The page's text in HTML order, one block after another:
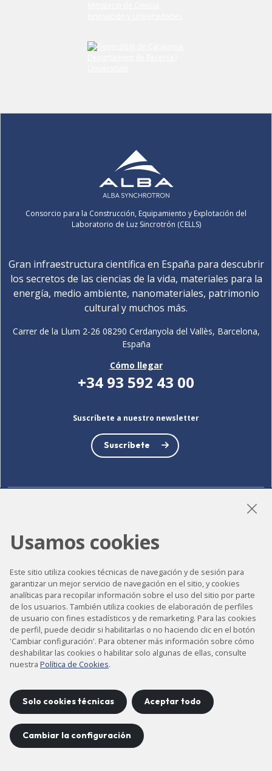
Consorcio para la Construcción, Equipamiento y Explotación del
Laboratorio de Luz Sincrotrón (CELLS)
Gran infraestructura científica en España para descubrir
los secretos de las ciencias de la vida, materiales para la
energía, medio ambiente, nanomateriales, patrimonio
cultural y muchos más.
Carrer de la Llum 2-26 08290 Cerdanyola del Vallès, Barcelona,
España
Cómo llegar
+34 93 592 43 00
Suscríbete a nuestro newsletter
Suscríbete
Accesibilidad
Contacto
Aviso legal
Política de privacidad
Política de cookies
© 2026CELLS
Usamos cookies
Este sitio utiliza cookies técnicas de navegación y de sesión para
garantizar un mejor servicio de navegación en el sitio, y cookies
analíticas para recopilar información sobre el uso del sitio por parte
de los usuarios. También utiliza cookies de elaboración de perfiles
de usuario con fines estadísticos y de remarketing. Para las cookies
de perfil, puede decidir si habilitarlas o no haciendo clic en el botón
'Cambiar configuración'. Para obtener más información sobre cómo
deshabilitar las cookies o habilitar solo algunas de ellas, consulte
nuestra Política de Cookies.
Solo cookies técnicas Aceptar todo
Cambiar la configuración